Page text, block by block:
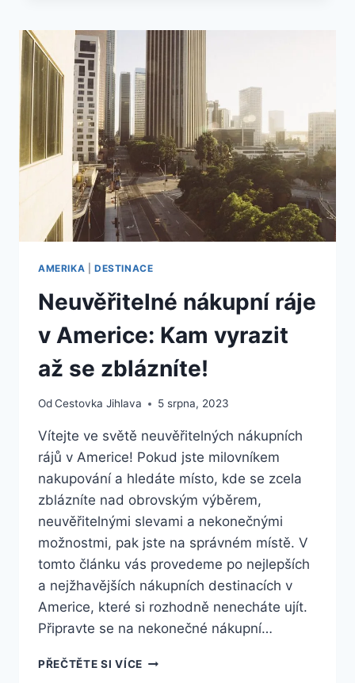
V
JSOU
PŘÍMO
Z
RÁJE!
AMERIKA DESTINACE
Neuvěřitelné nákupní ráje
v Americe: Kam vyrazit
až se zblázníte!
OdCestovka Jihlava 5 srpna, 2023
Vítejte ve světě neuvěřitelných nákupních
rájů v Americe! Pokud jste milovníkem
nakupování a hledáte místo, kde se zcela
zblázníte nad obrovským výběrem,
neuvěřitelnými slevami a nekonečnými
možnostmi, pak jste na správném místě. V
tomto článku vás provedeme po nejlepších
a nejžhavějších nákupních destinacích v
Americe, které si rozhodně nenecháte ujít.
Připravte se na nekonečné nákupní…
PŘEČTĚTE SI VÍCENEUVĚŘITELNÉ